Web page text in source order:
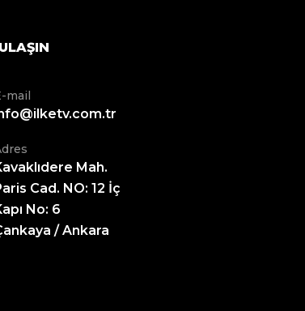
mail
Mah.
Cad. NO: 12 İç
No: 6
/ Ankara